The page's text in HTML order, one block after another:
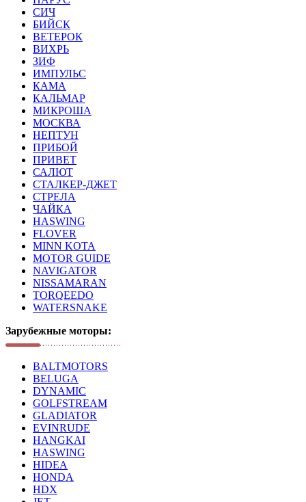
СИЧ
БИЙСК
ВЕТЕРОК
ВИХРЬ
ЗИФ
ИМПУЛЬС
КАМА
КАЛЬМАР
МИКРОША
МОСКВА
НЕПТУН
ПРИБОЙ
ПРИВЕТ
САЛЮТ
СТАЛКЕР-ДЖЕТ
СТРЕЛА
ЧАЙКА
HASWING
FLOVER
MINN KOTA
MOTOR GUIDE
NAVIGATOR
NISSAMARAN
TORQEEDO
WATERSNAKE
Зарубежные моторы:
BALTMOTORS
BELUGA
DYNAMIC
GOLFSTREAM
GLADIATOR
EVINRUDE
HANGKAI
HASWING
HIDEA
HONDA
HDX